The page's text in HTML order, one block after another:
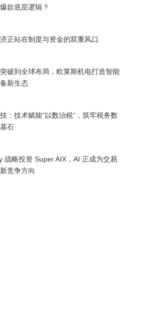
款底层逻辑？
正站在制度与资金的双重风口
破到全球布局，欧莱斯机电打造智能
新生态
：技术赋能“以数治税”，筑牢税务数
石
战略投资 Super AIX，AI 正成为交易
竞争方向